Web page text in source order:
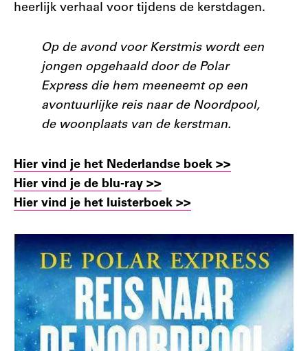
heerlijk verhaal voor tijdens de kerstdagen.
Op de avond voor Kerstmis wordt een
jongen opgehaald door de Polar
Express die hem meeneemt op een
avontuurlijke reis naar de Noordpool,
de woonplaats van de kerstman.
Hier vind je het Nederlandse boek >>
Hier vind je de blu-ray >>
Hier vind je het luisterboek >>